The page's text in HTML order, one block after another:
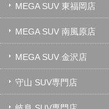
MEGA SUV 東福岡店
MEGA SUV 南風原店
MEGA SUV 金沢店
守山 SUV専門店